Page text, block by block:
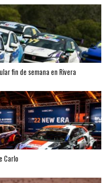
fin de semana en Rivera
Carlo